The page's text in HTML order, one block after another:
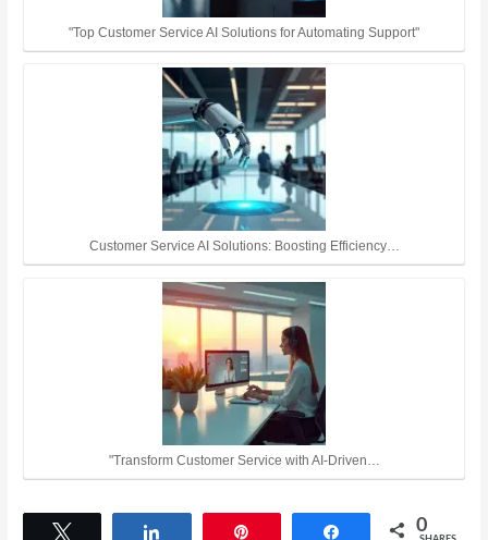
"Top Customer Service AI Solutions for Automating Support"
Customer Service AI Solutions: Boosting Efficiency…
"Transform Customer Service with AI-Driven…
Share 0